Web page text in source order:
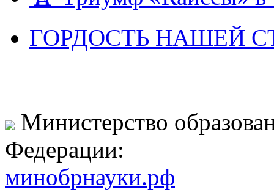
ГОРДОСТЬ НАШЕЙ
Министерство
Федерации:
минобрнауки.рф